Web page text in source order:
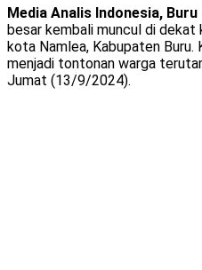
Media Analis Indonesia, Buru
besar kembali muncul di dekat
kota Namlea, Kabupaten Buru.
menjadi tontonan warga
Jumat (13/9/2024).